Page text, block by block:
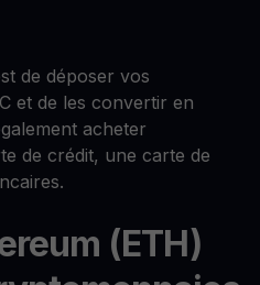
de déposer vos
et de les convertir en
acheter
de crédit, une carte de
(ETH)